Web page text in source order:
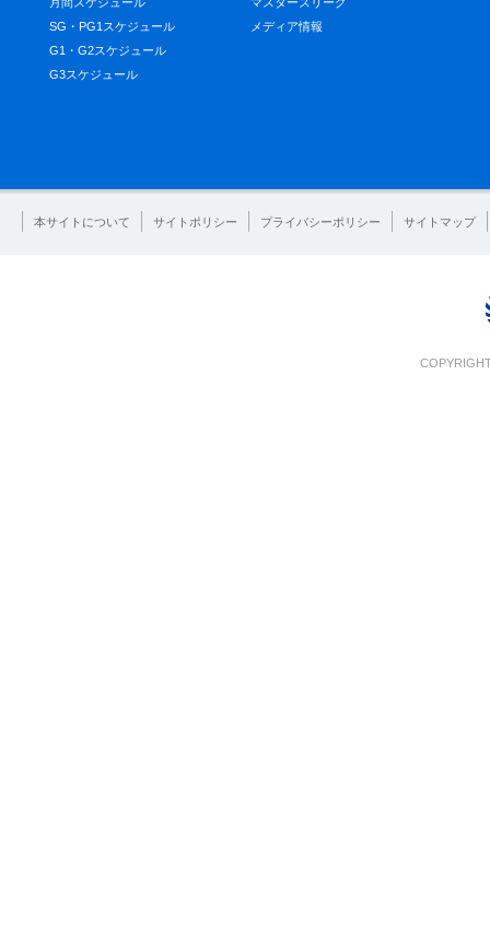
SG・PG1スケジュール
G1・G2スケジュール
G3スケジュール
メディア情報
本サイトについて サイトポリシー プライバシーポリシー サイトマップ